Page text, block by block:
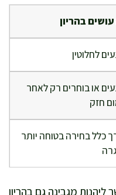
בהריון
לחלוטין
או בוחרים רק לאחר
חזק
כלל בחירה בטוחה יותר
מגבינה גם בהריון